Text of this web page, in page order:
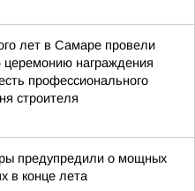
лет в Самаре провели
церемонию награждения
профессионального
строителя
предупредили о мощных
в конце лета